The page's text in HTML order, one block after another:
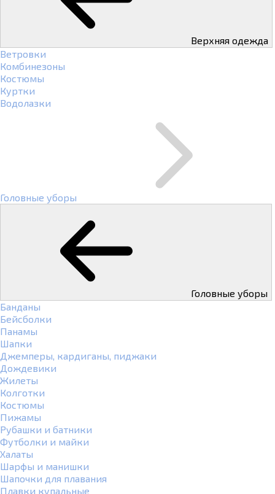
Верхняя одежда
Ветровки
Комбинезоны
Костюмы
Куртки
Водолазки
Головные уборы
Головные уборы
Банданы
Бейсболки
Панамы
Шапки
Джемперы, кардиганы, пиджаки
Дождевики
Жилеты
Колготки
Костюмы
Пижамы
Рубашки и батники
Футболки и майки
Халаты
Шарфы и манишки
Шапочки для плавания
Плавки купальные